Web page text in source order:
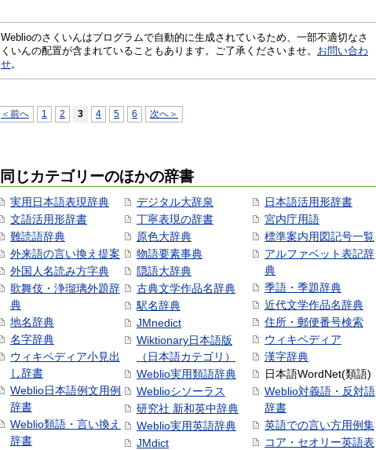
Weblioのさくいんはプログラムで自動的に生成されているため、一部不適切なさ
くいんの配置が含まれていることもあります。ご了承くださいませ。 お問い合わ
せ。
＜前へ 1 2 3 4 5 6 次へ＞
同じカテゴリーのほかの辞書
実用日本語表現辞典
文語活用形辞書
難読語辞典
外来語の言い換え提案
外国人名読み方字典
歌舞伎・浄瑠璃外題辞
典
地名辞典
名字辞典
ウィキペディア小見出
し辞書
Weblio日本語例文用例
辞書
Weblio類語・言い換え
辞書
デジタル大辞泉
丁寧表現の辞書
原色大辞典
物語要素事典
隠語大辞典
古典文学作品名辞典
駅名辞典
JMnedict
Wiktionary日本語版
（日本語カテゴリ）
Weblio実用類語辞典
Weblioシソーラス
研究社 新和英中辞典
Weblio実用英語辞典
JMdict
日本語活用形辞書
宮内庁用語
標準案内用図記号一覧
アルファベット表記辞
典
季語・季題辞典
近代文学作品名辞典
住所・郵便番号検索
ウィキペディア
漢字辞典
日本語WordNet(類語)
Weblio対義語・反対語
辞書
英語での言い方用例集
コア・セオリー英語表